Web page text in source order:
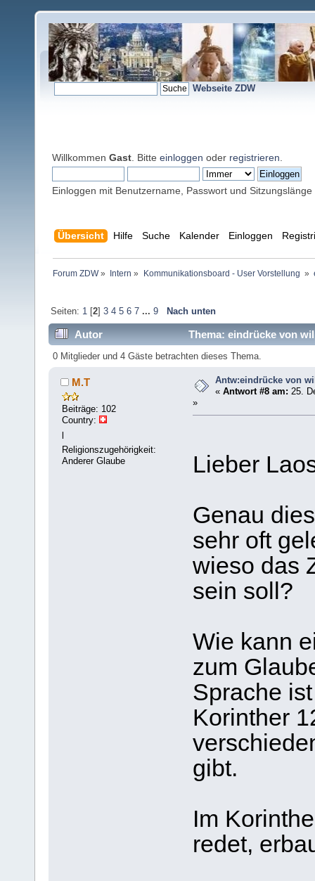
Webseite ZDW
Willkommen Gast . Bitte einloggen oder registrieren
Einloggen mit Benutzername, Passwort und Sitzungslänge
Übersicht Hilfe Suche Kalender Einloggen
Forum ZDW» Intern » Kommunikationsboard - User Vorstellung »
Seiten: 1[2] 3 4 5 6 7 ... 9 Nach unten
Autor Thema: eindrücke von
0 Mitglieder und 4 Gäste betrachten dieses Thema.
M.T
Beiträge: 102
Country:
Religionszugehörigkeit:
Anderer Glaube
Antw:eindrücke von
«Antwort #8 am: 25.
»
Lieber
Genau
sehr oft
wieso das
sein soll?
Wie kann
zum
Sprache
Korinther
gibt.
Im
redet,